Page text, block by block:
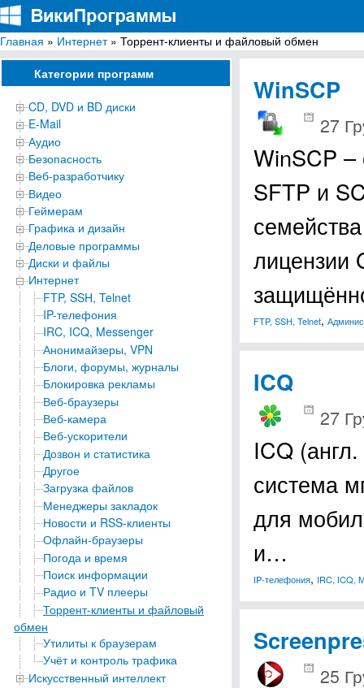
ВикиПрограммы
Энциклопедия бесплатных компьютерных программ для Windows
Главная » Интернет» Торрент-клиенты и файловый обмен
Категории программ
CD, DVD и BD диски
E-Mail
Аудио
Безопасность
Веб-разработчику
Видео
Геймерам
Графика и дизайн
Деловые программы
Диски и файлы
Интернет
FTP, SSH, Telnet
IP-телефония
IRC, ICQ, Messenger
Анонимайзеры, VPN
Блоги, форумы, журналы
Блокировка рекламы
Веб-браузеры
Веб-камера
Веб-ускорители
Дозвон и статистика
Другое
Загрузка файлов
Менеджеры закладок
Новости и RSS-клиенты
Офлайн-браузеры
Погода и время
Поиск информации
Радио и TV плееры
Торрент-клиенты и файловый
обмен
Утилиты к браузерам
Учёт и контроль трафика
Искусственный интеллект
WinSCP
27
WinSCP –
SFTP и
лицензии
FTP, SSH, Telnet,
ICQ
27
ICQ
система
для
и…
IP-телефония, IRC, ICQ,
25